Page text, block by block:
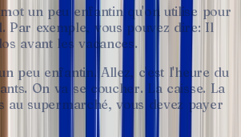
mot un peu enfantin qu'on utilise pour
Par exemple, vous pouvez dire: Il
avant les vacances.
peu enfantin. Allez, c'est l'heure du
On va se coucher. La caisse. La
au supermarché, vous devez payer